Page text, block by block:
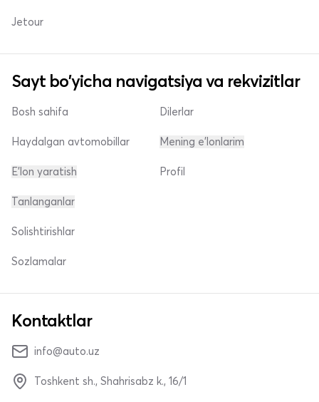
Jetour
Sayt bo'yicha navigatsiya va rekvizitlar
Bosh sahifa
Haydalgan avtomobillar
E'lon yaratish
Dilerlar
Mening e'lonlarim
Profil
Tanlanganlar
Solishtirishlar
Sozlamalar
Kontaktlar
info@auto.uz
Toshkent sh., Shahrisabz k., 16/1